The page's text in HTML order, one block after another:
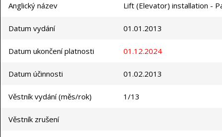
Anglický název Lift (Elevator) installation -
Datum vydání 01.01.2013
Datum ukončení platnosti 01.12.2024
Datum účinnosti 01.02.2013
Věstník vydání (měs/rok) 1/13
Věstník zrušení